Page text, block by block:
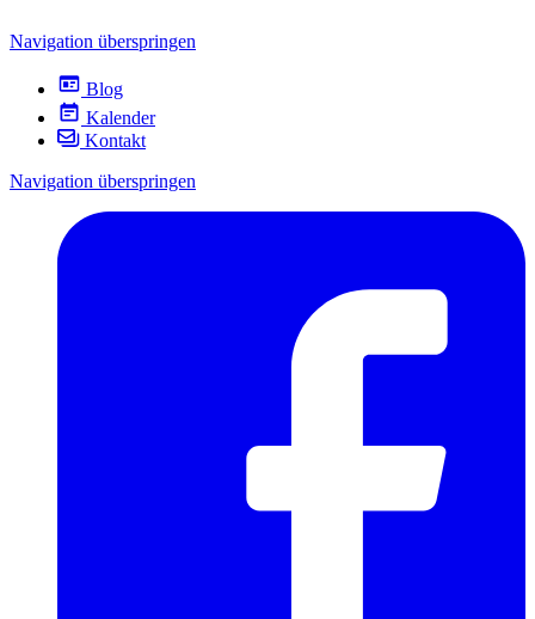
Navigation überspringen
Blog
Kalender
Kontakt
Navigation überspringen